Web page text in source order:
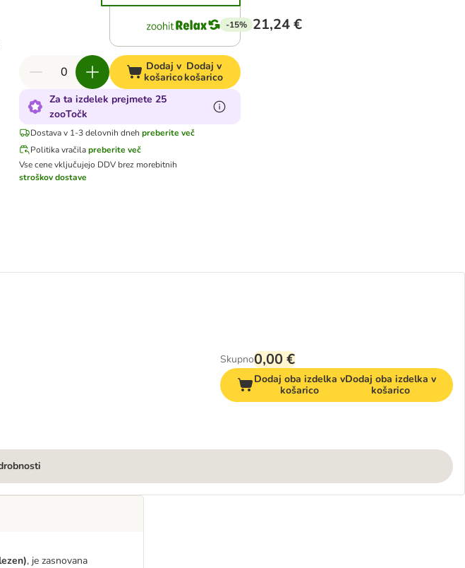
-15% 21,24 €
Dodaj v
košarico
Dodaj v
košarico
Za ta izdelek prejmete 25
zooTočk
Dostava v 1-3 delovnih dneh preberite več
Politika vračila preberite več
Vse cene vključujejo DDV brez morebitnih
stroškov dostave
Skupno0,00 €
Dodaj oba izdelka v
košarico
Dodaj oba izdelka v
košarico
, je zasnovana